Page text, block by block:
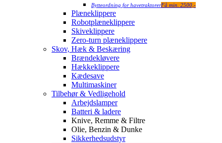
Bytteordning for havetraktorerFå min. 2500,-
Plæneklippere
Robotplæneklippere
Skiveklippere
Zero-turn plæneklippere
Skov, Hæk & Beskæring
Brændekløvere
Hækkeklippere
Kædesave
Multimaskiner
Tilbehør & Vedligehold
Arbejdslamper
Batteri & ladere
Knive, Remme & Filtre
Olie, Benzin & Dunke
Sikkerhedsudstyr